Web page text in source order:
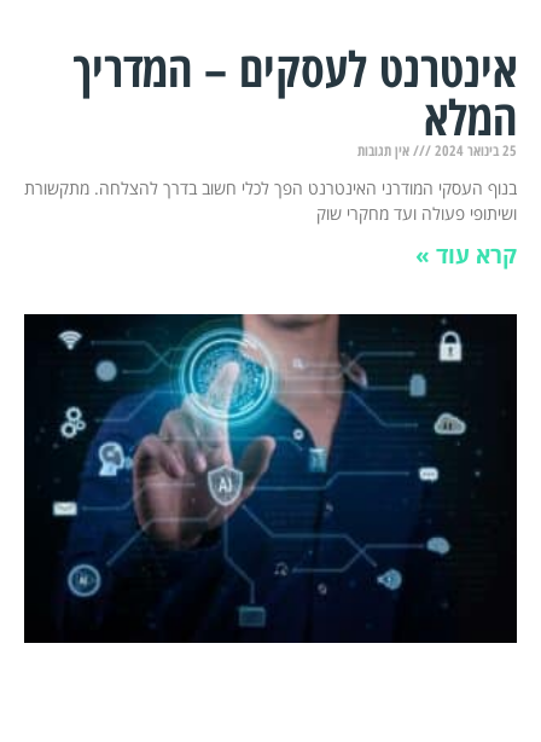
אינטרנט לעסקים – המדריך
המלא
25 בינואר 2024 אין תגובות
בנוף העסקי המודרני האינטרנט הפך לכלי חשוב בדרך להצלחה. מתקשורת
ושיתופי פעולה ועד מחקרי שוק
קרא עוד »